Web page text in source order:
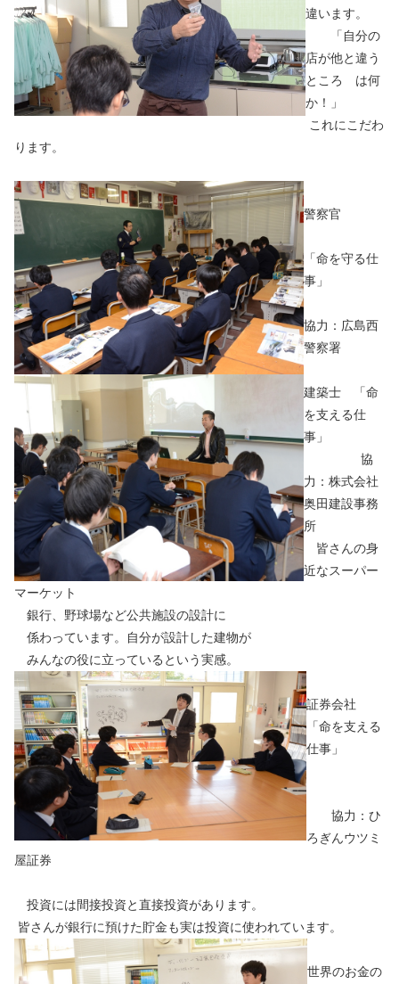
違います。
「自分の
店が他と違う
ところ は何
か！」
これにこだわ
ります。
警察官
「命を守る仕
事」
協力：広島西
警察署
建築士 「命
を支える仕
事」
協
力：株式会社
奥田建設事務
所
皆さんの身
近なスーパー
マーケット
銀行、野球場など公共施設の設計に
係わっています。自分が設計した建物が
みんなの役に立っているという実感。
証券会社
「命を支える
仕事」
協力：ひ
ろぎんウツミ
屋証券
投資には間接投資と直接投資があります。
皆さんが銀行に預けた貯金も実は投資に使われています。
世界のお金の